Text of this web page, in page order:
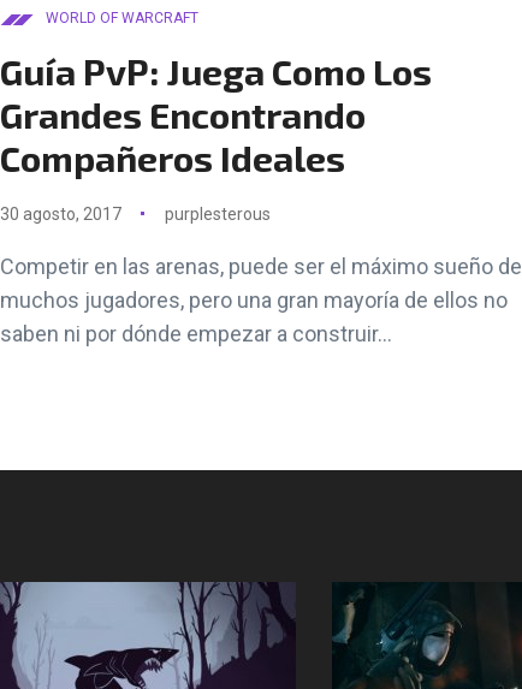
WORLD OF WARCRAFT
Guía PvP: Juega Como Los
Grandes Encontrando
Compañeros Ideales
30 agosto, 2017 purplesterous
Competir en las arenas, puede ser el máximo sueño de
muchos jugadores, pero una gran mayoría de ellos no
saben ni por dónde empezar a construir...
Síguenos en Instagram